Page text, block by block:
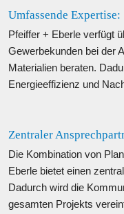
Umfassende Expertise:
Pfeiffer + Eberle verfügt
Gewerbekunden bei der
Materialien beraten.
Energieeffizienz und
Zentraler
Die Kombination von
Eberle bietet einen
Dadurch wird die
gesamten Projekts